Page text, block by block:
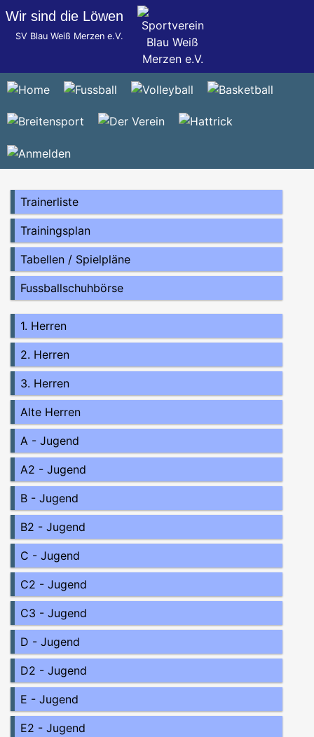
Wir sind die Löwen
SV Blau Weiß Merzen e.V.
Trainerliste
Trainingsplan
Tabellen / Spielpläne
Fussballschuhbörse
1. Herren
2. Herren
3. Herren
Alte Herren
A - Jugend
A2 - Jugend
B - Jugend
B2 - Jugend
C - Jugend
C2 - Jugend
C3 - Jugend
D - Jugend
D2 - Jugend
E - Jugend
E2 - Jugend